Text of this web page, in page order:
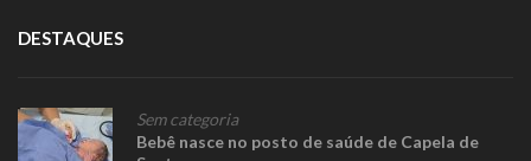
DESTAQUES
Sem categoria
Bebê nasce no posto de saúde de Capela de